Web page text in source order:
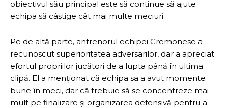
obiectivul său principal este să continue să ajute
echipa să câștige cât mai multe meciuri.
Pe de altă parte, antrenorul echipei Cremonese a
recunoscut superioritatea adversarilor, dar a apreciat
efortul propriilor jucători de a lupta până în ultima
clipă. El a menționat că echipa sa a avut momente
bune în meci, dar că trebuie să se concentreze mai
mult pe finalizare și organizarea defensivă pentru a